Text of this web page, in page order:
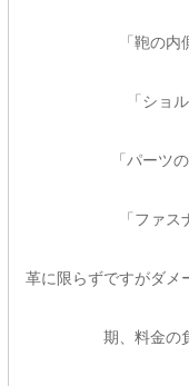
「鞄の
「ショ
「パーツ
「ファ
革に限らずですがダメ
期、料金の